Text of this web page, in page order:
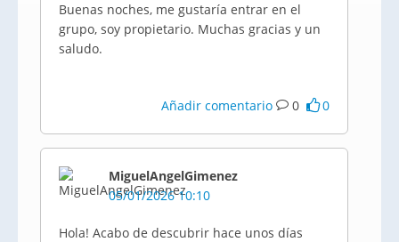
Buenas noches, me gustaría entrar en el
grupo, soy propietario. Muchas gracias y un
saludo.
Añadir comentario 0 0
MiguelAngelGimenez
05/01/2026 10:10
Hola! Acabo de descubrir hace unos días